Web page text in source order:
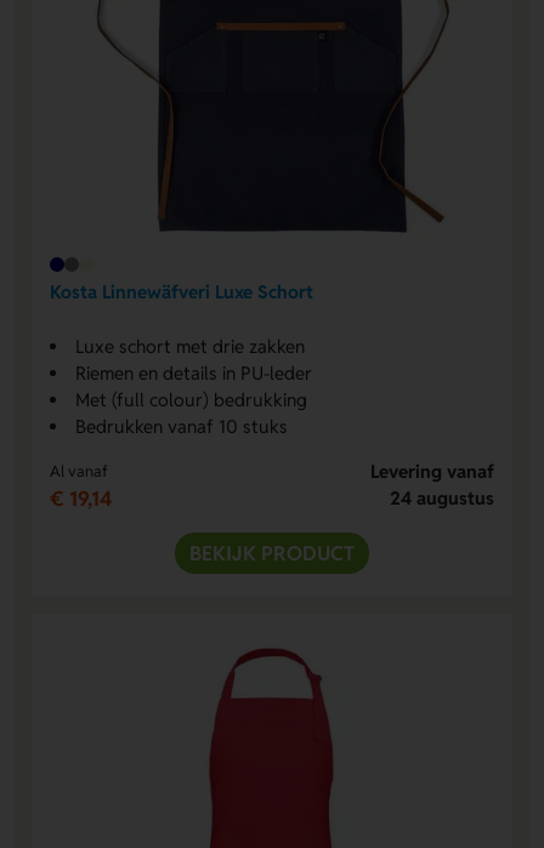
Kosta Linnewäfveri Luxe Schort
Luxe schort met drie zakken
Riemen en details in PU-leder
Met (full colour) bedrukking
Bedrukken vanaf 10 stuks
Al vanaf
€ 19,14
Levering vanaf
24 augustus
BEKIJK PRODUCT